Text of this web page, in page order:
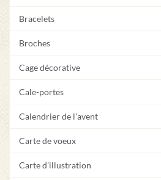
Bracelets
Broches
Cage décorative
Cale-portes
Calendrier de l'avent
Carte de voeux
Carte d'illustration